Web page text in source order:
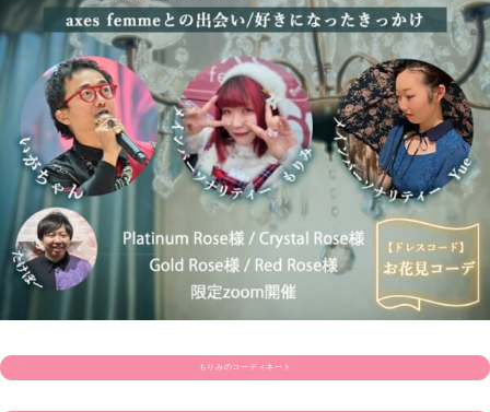
もりみのコーディネート